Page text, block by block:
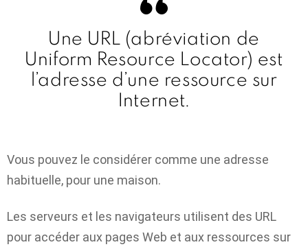
Une URL (abréviation de
Uniform Resource Locator) est
l’adresse d’une ressource sur
Internet.
Vous pouvez le considérer comme une adresse
habituelle, pour une maison.
Les serveurs et les navigateurs utilisent des URL
pour accéder aux pages Web et aux ressources sur